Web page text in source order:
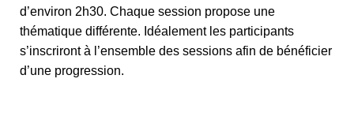
d’environ 2h30. Chaque session propose une
thématique différente. Idéalement les participants
s’inscriront à l’ensemble des sessions afin de bénéficier
d’une progression.